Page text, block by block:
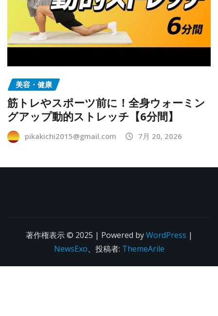
美容・健康
筋トレやスポーツ前に！全身ウォーミン
グアップ動的ストレッチ【6分間】
pikakichi2015@gmail.com 7月 20, 2026
著作権表示 © 2025 | Powered byWordPress |
NewsExo、投稿者: ThemeArile